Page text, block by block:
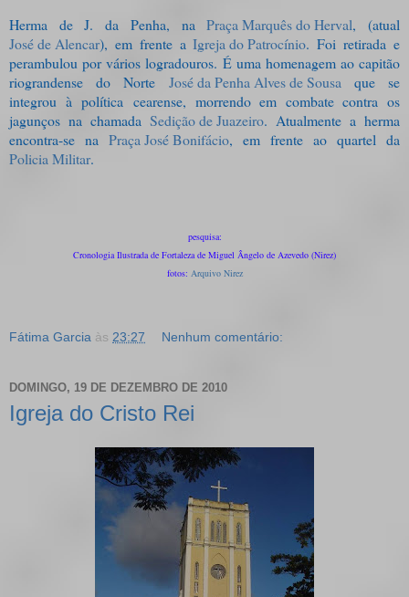
Herma de J. da Penha, naPraça Marquês do Herval, (atual
José de Alencar), em frente aIgreja do Patrocínio. Foi retirada e
perambulou por vários logradouros. É uma homenagem ao capitão
riograndense do Norte José da Penha Alves de Sousa que se
integrou à política cearense, morrendo em combate contra os
jagunços na chamada Sedição de Juazeiro. Atualmente a herma
encontra-se na Praça José Bonifácio, em frente ao quartel da
Policia Militar.
pesquisa:
Cronologia Ilustrada de Fortaleza de Miguel Ângelo de Azevedo (Nirez)
fotos: Arquivo Nirez
Fátima Garcia às 23:27 Nenhum comentário:
DOMINGO, 19 DE DEZEMBRO DE 2010
Igreja do Cristo Rei